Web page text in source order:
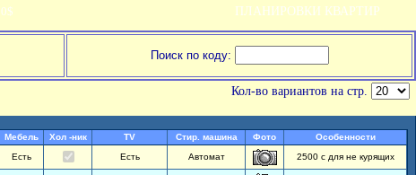
ПЛАНИРОВКИ КВАРТИР
Поиск по коду:
Кол-во вариантов на стр.
Мебель Хол -ник TV Стир. машина Фото
Особенности
Есть Есть Автомат 2500 с для не курящих